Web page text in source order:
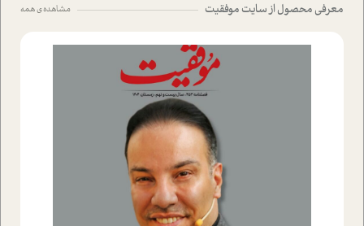
معرفی محصول از سایت موفقیت مشاهده ی همه